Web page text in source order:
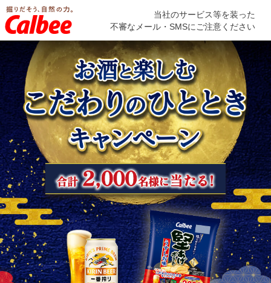
当社のサービス等を装った
不審なメール・SMSにご注意ください
※は重要を示します。